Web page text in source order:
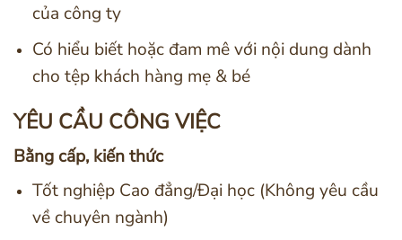
của công ty
Có hiểu biết hoặc đam mê với nội dung dành
cho tệp khách hàng mẹ & bé
YÊU CẦU CÔNG VIỆC
Bằng cấp, kiến thức
Tốt nghiệp Cao đẳng/Đại học (Không yêu cầu
về chuyên ngành)